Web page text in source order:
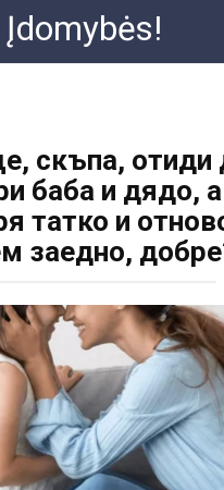
Įdomybės!
скъпа, отиди
баба и дядо,
татко и
заедно,